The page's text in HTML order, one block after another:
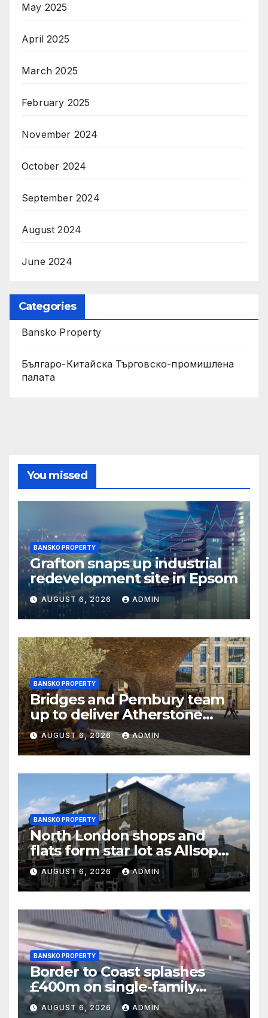
May 2025
April 2025
March 2025
February 2025
November 2024
October 2024
September 2024
August 2024
June 2024
Categories
Bansko Property
Българо-Китайска Търговско-промишлена
палaта
You missed
BANSKO PROPERTY
Grafton snaps up industrial
redevelopment site in Epsom
AUGUST 6, 2026 ADMIN
BANSKO PROPERTY
Bridges and Pembury team
up to deliver Atherstone
warehousing development
AUGUST 6, 2026 ADMIN
BANSKO PROPERTY
North London shops and
flats form star lot as Allsop
raises £50m at July resi sale
AUGUST 6, 2026 ADMIN
BANSKO PROPERTY
Border to Coast splashes
£400m on single-family
housing portfolio
AUGUST 6, 2026 ADMIN